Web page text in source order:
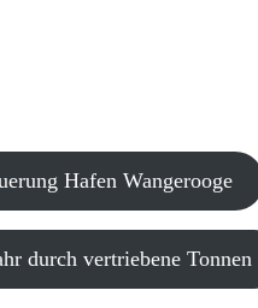
Hafen Wangerooge
durch vertriebene Tonnen